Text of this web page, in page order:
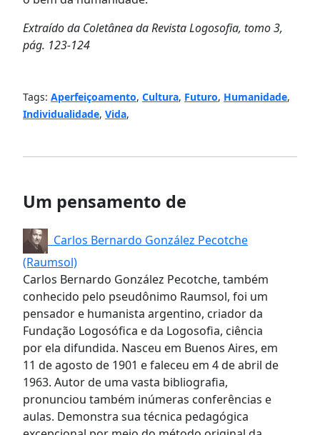
Extraído da Coletânea da Revista Logosofia, tomo 3,
pág. 123-124
Tags: Aperfeiçoamento, Cultura, Futuro, Humanidade,
Individualidade, Vida,
Um pensamento de
Carlos Bernardo González Pecotche
(Raumsol)
Carlos Bernardo González Pecotche, também
conhecido pelo pseudônimo Raumsol, foi um
pensador e humanista argentino, criador da
Fundação Logosófica e da Logosofia, ciência
por ela difundida. Nasceu em Buenos Aires, em
11 de agosto de 1901 e faleceu em 4 de abril de
1963. Autor de uma vasta bibliografia,
pronunciou também inúmeras conferências e
aulas. Demonstra sua técnica pedagógica